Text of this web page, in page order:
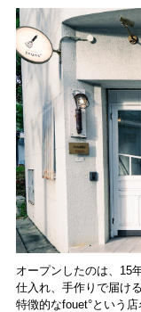
オープンしたのは、15
仕入れ、手作りで届け
特徴的なfouet°という